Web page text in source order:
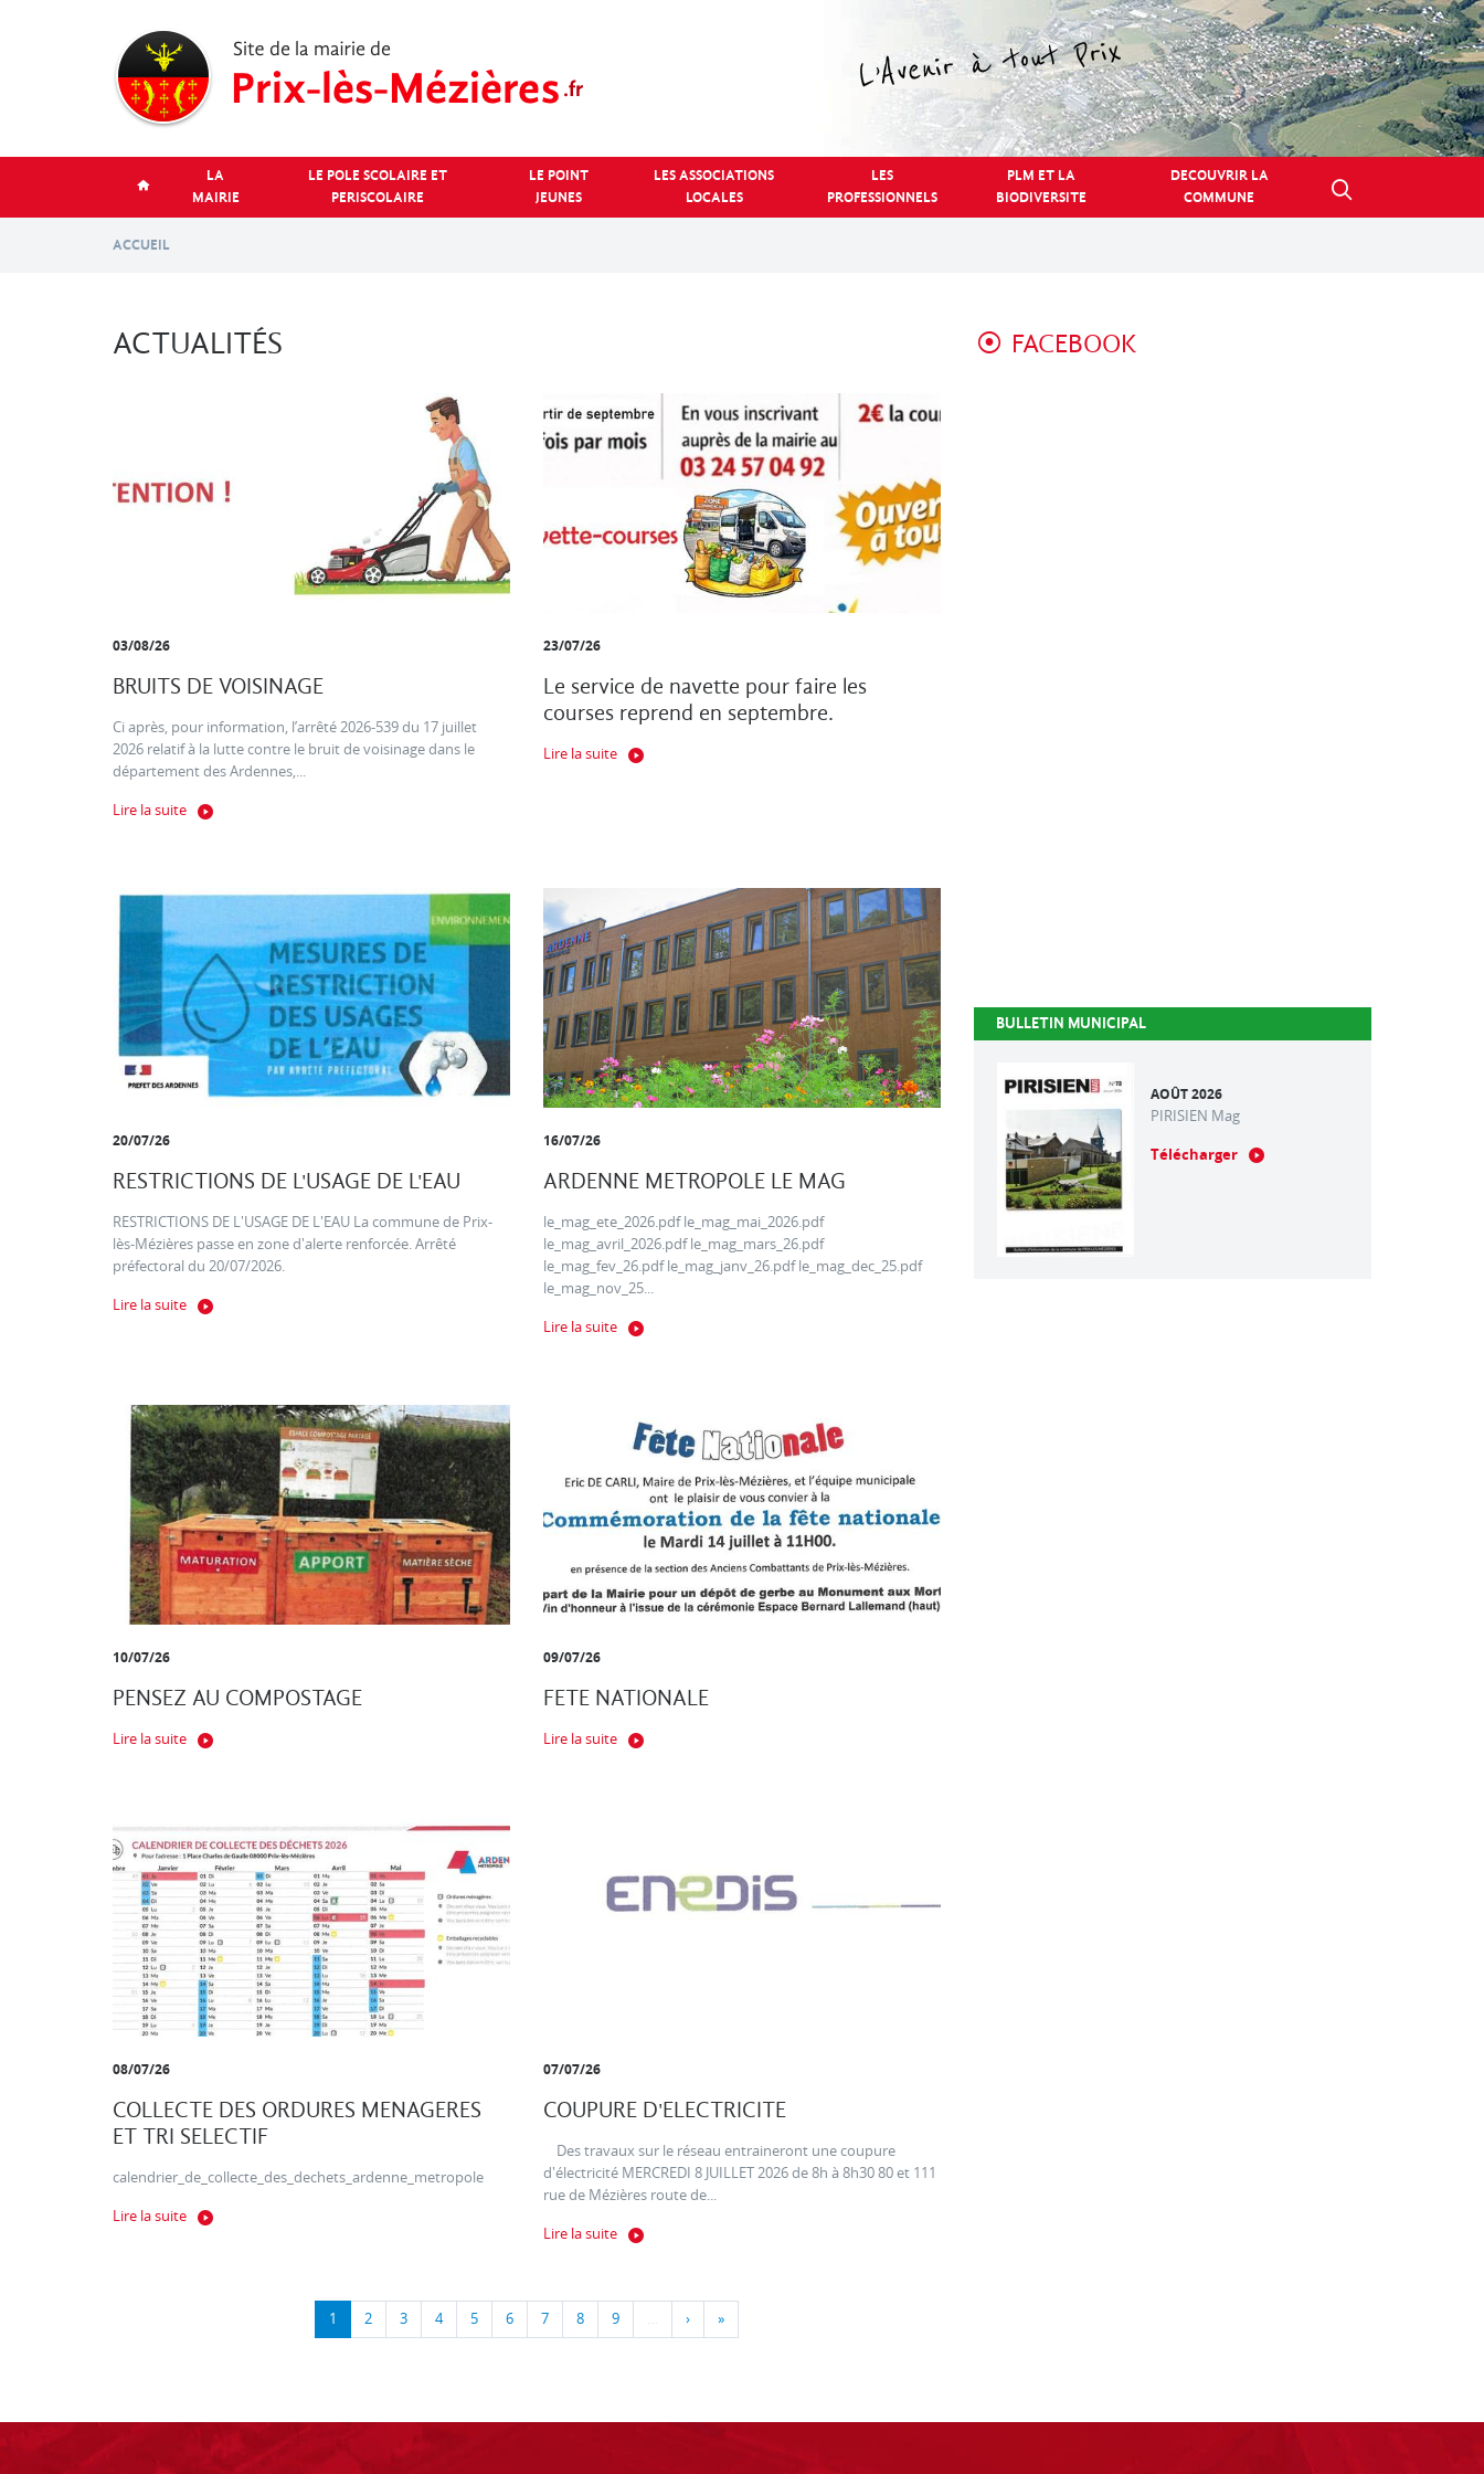
LA
MAIRIE
LE POLE SCOLAIRE ET
PERISCOLAIRE
LE POINT
JEUNES
LES ASSOCIATIONS
LOCALES
LES
PROFESSIONNELS
PLM ET LA
BIODIVERSITE
DECOUVRIR LA
COMMUNE
ACCUEIL
ACTUALITÉS
03/08/26
BRUITS DE VOISINAGE
Ci après, pour information, l’arrêté 2026-539 du 17 juillet
2026 relatif à la lutte contre le bruit de voisinage dans le
département des Ardennes,...
Lire la suite
23/07/26
Le service de navette pour faire les
courses reprend en septembre.
Lire la suite
20/07/26
RESTRICTIONS DE L'USAGE DE L'EAU
RESTRICTIONS DE L'USAGE DE L'EAU La commune de Prix-
lès-Mézières passe en zone d'alerte renforcée. Arrêté
préfectoral du 20/07/2026.
Lire la suite
16/07/26
ARDENNE METROPOLE LE MAG
le_mag_ete_2026.pdf le_mag_mai_2026.pdf
le_mag_avril_2026.pdf le_mag_mars_26.pdf
le_mag_fev_26.pdf le_mag_janv_26.pdf le_mag_dec_25.pdf
le_mag_nov_25...
Lire la suite
10/07/26
PENSEZ AU COMPOSTAGE
Lire la suite
09/07/26
FETE NATIONALE
Lire la suite
08/07/26
COLLECTE DES ORDURES MENAGERES
ET TRI SELECTIF
calendrier_de_collecte_des_dechets_ardenne_metropole
Lire la suite
07/07/26
COUPURE D'ELECTRICITE
Des travaux sur le réseau entraineront une coupure
d'électricité MERCREDI 8 JUILLET 2026 de 8h à 8h30 80 et 111
rue de Mézières route de...
Lire la suite
1 2 3 4 5 6 7 8 9 … › »
FACEBOOK
BULLETIN MUNICIPAL
AOÛT 2026
PIRISIEN Mag
Télécharger